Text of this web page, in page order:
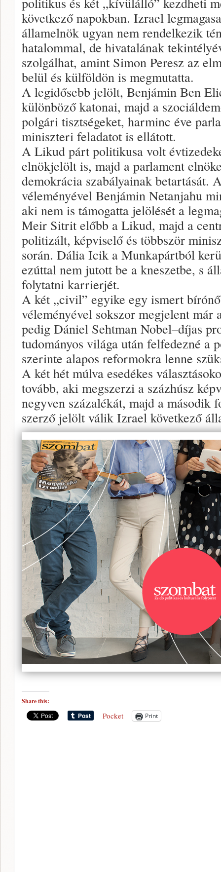
következő napokban. Izrael
államelnök ugyan nem rendelkezik
hatalommal, de hivatalának
szolgálhat, amint Simon Peresz az
belül és külföldön is megmutatta.
A legidősebb jelölt, Benjámin Ben
különböző katonai, majd a
polgári tisztségeket, harminc éve
miniszteri feladatot is ellátott.
A Likud párt politikusa volt
elnökjelölt is, majd a parlament
demokrácia szabályainak betartását.
véleményével Benjámin Netanjahu
aki nem is támogatta jelölését a
Meir Sitrit előbb a Likud, majd a
politizált, képviselő és többször
során. Dália Icik a Munkapártból
ezúttal nem jutott be a kneszetbe, s
folytatni karrierjét.
A két „civil” egyike egy ismert
véleményével sokszor megjelent már
pedig Dániel Sehtman Nobel–díjas
tudományos világa után felfedezné a
szerinte alapos reformokra lenne
A két hét múlva esedékes
tovább, aki megszerzi a százhúsz
negyven százalékát, majd a második
szerző jelölt válik Izrael következő
Share this:
Pocket Print